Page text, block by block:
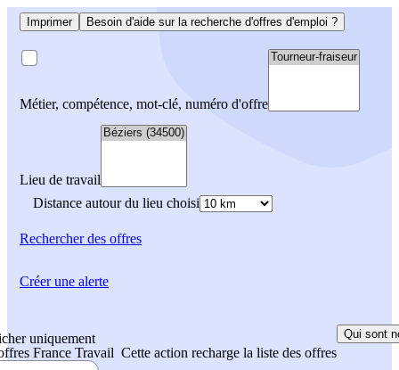
Imprimer Besoin d'aide sur la recherche d'offres d'emploi ?
Métier, compétence, mot-clé, numéro d'offre
Lieu de travail
Distance autour du lieu choisi
Rechercherdes offres
uniquement
France Travail Cette action recharge la liste des offres
Qui sont
Créer une alerte